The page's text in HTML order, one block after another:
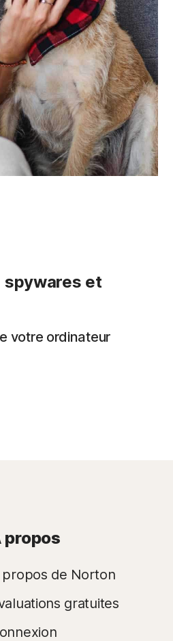
spywares et
votre ordinateur
propos
propos de Norton
gratuites